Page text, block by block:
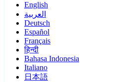
English
العربية
Deutsch
Español
Français
हिन्दी
Bahasa Indonesia
Italiano
日本語